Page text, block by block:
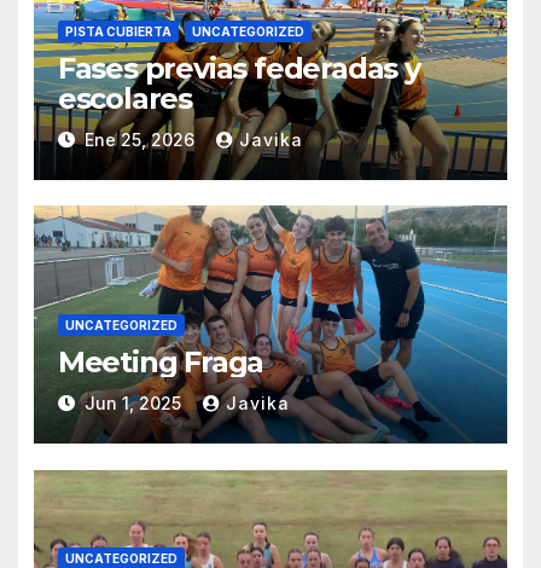
PISTA CUBIERTA UNCATEGORIZED
Fases previas federadas y
escolares
Ene 25, 2026 Javika
UNCATEGORIZED
Meeting Fraga
Jun 1, 2025 Javika
UNCATEGORIZED